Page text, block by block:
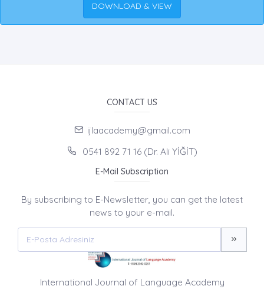
DOWNLOAD & VIEW
CONTACT US
ijlaacademy@gmail.com
0541 892 71 16 (Dr. Ali YİĞİT)
E-Mail Subscription
By subscribing to E-Newsletter, you can get the latest
news to your e-mail.
International Journal of Language Academy